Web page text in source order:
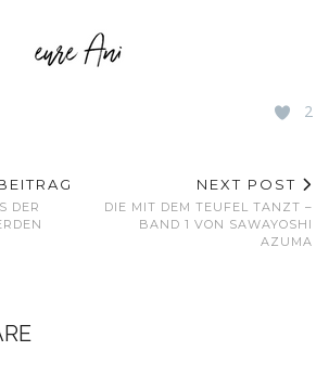
2
DER
NEXT POST
DIE MIT DEM TEUFEL TANZT –
BAND 1 VON SAWAYOSHI
AZUMA